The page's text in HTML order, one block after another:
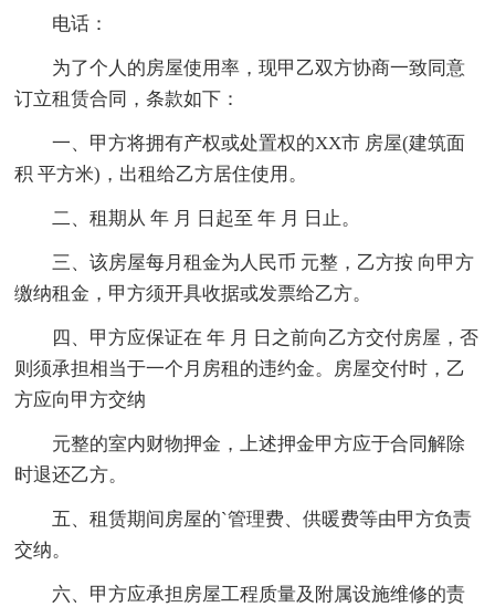
电话：
为了个人的房屋使用率，现甲乙双方协商一致同意
订立租赁合同，条款如下：
一、甲方将拥有产权或处置权的XX市 房屋(建筑面
积 平方米)，出租给乙方居住使用。
二、租期从 年 月 日起至 年 月 日止。
三、该房屋每月租金为人民币 元整，乙方按 向甲方
缴纳租金，甲方须开具收据或发票给乙方。
四、甲方应保证在 年 月 日之前向乙方交付房屋，否
则须承担相当于一个月房租的违约金。房屋交付时，乙
方应向甲方交纳
元整的室内财物押金，上述押金甲方应于合同解除
时退还乙方。
五、租赁期间房屋的`管理费、供暖费等由甲方负责
交纳。
六、甲方应承担房屋工程质量及附属设施维修的责